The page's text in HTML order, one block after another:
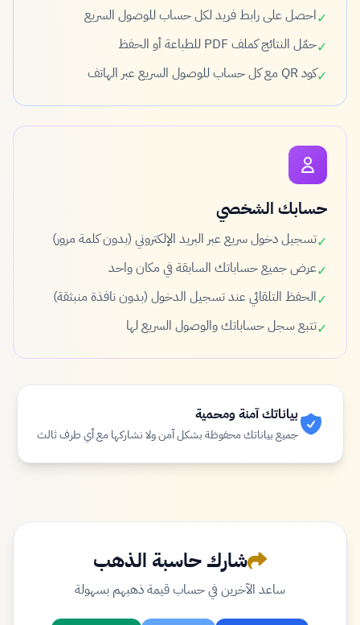
✓احصل على رابط فريد لكل حساب للوصول السريع
✓حمّل النتائج كملف PDF للطباعة أو الحفظ
✓كود QR مع كل حساب للوصول السريع عبر الهاتف
حسابك الشخصي
✓تسجيل دخول سريع عبر البريد الإلكتروني (بدون كلمة مرور)
✓عرض جميع حساباتك السابقة في مكان واحد
✓الحفظ التلقائي عند تسجيل الدخول (بدون نافذة منبثقة)
✓تتبع سجل حساباتك والوصول السريع لها
بياناتك آمنة ومحمية
جميع بياناتك محفوظة بشكل آمن ولا نشاركها مع أي طرف ثالث
شارك حاسبة الذهب
ساعد الآخرين في حساب قيمة ذهبهم بسهولة